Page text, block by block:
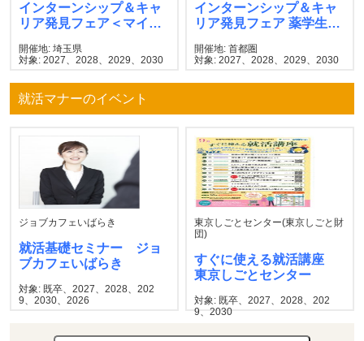
インターンシップ＆キャ
リア発見フェア＜マイナ
開催地: 埼玉県
対象: 2027、2028、2029、2030
インターンシップ＆キャ
リア発見フェア 薬学生
開催地: 首都圏
対象: 2027、2028、2029、2030
就活マナーのイベント
ジョブカフェいばらき
就活基礎セミナー ジョ
ブカフェいばらき
対象: 既卒、2027、2028、202
9、2030、2026
東京しごとセンター(東京しごと財
団)
すぐに使える就活講座
東京しごとセンター
対象: 既卒、2027、2028、202
9、2030